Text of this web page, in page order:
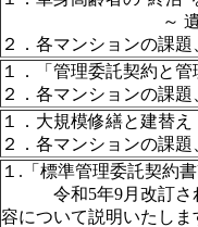
～ 遺言、成年
２．各マンションの課題
１．「管理委託契約と管
２．各マンションの課題
１．大規模修繕と建替え
２．各マンションの課題
１.「標準管理委託契約
令和5年9月改訂され
容について説明いたしま